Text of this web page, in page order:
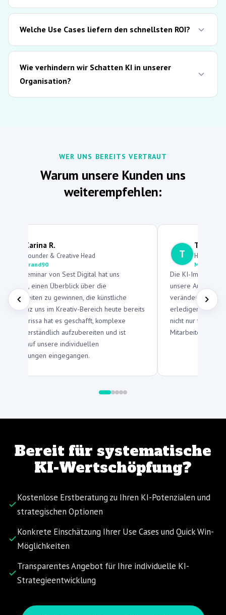
Welche Use Cases liefern den schnellsten ROI?
Wie verhindern wir Schatten KI in unserer
Organisation?
WER UNS BEREITS VERTRAUT
Warum unsere Kunden uns
weiterempfehlen:
Carina R.
Founder & Creative Head
brand90
Das KI-Seminar von Sest Digital hat uns
geholfen, einen Überblick über die
Möglichkeiten zu gewinnen, die künstliche
Intelligenz uns im Kreativ-Bereich heute bereits
bietet. Larissa hat es geschafft, komplexe
Inhalte verständlich aufzubereiten und ist
flexibel auf unsere individuellen
Anforderungen eingegangen.
T
Thomas
Head of
Die KI-
unsere
verändert. Was
erledigen wir jetzt
nicht nur
Mitarbeiter
Bereit für systematische
KI-Wertschöpfung?
Kostenlose Erstberatung zu Ihren KI-Potenzialen und
strategischen Optionen
Konkrete Einschätzung Ihrer Use Cases und Quick Win-
Möglichkeiten
Transparentes Angebot für Ihre individuelle KI-
Strategieentwicklung